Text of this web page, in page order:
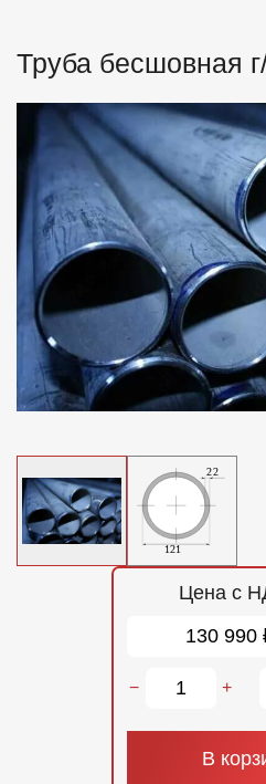
Доставка и оплата
О компании
Отзывы
Контакты
Труба бесшовная
Цена с
130 990
− +
В